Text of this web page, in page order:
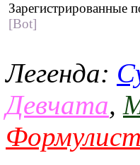
Зарегистрированные
[Bot]
Легенда:
Девчата,